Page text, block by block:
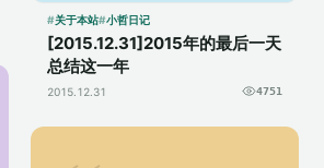
格”，年尾忙忙碌碌。
在...
关于本站 小哲日记
[2015.12.31]2015年的最后一天
总结这一年
2015.12.31 4751